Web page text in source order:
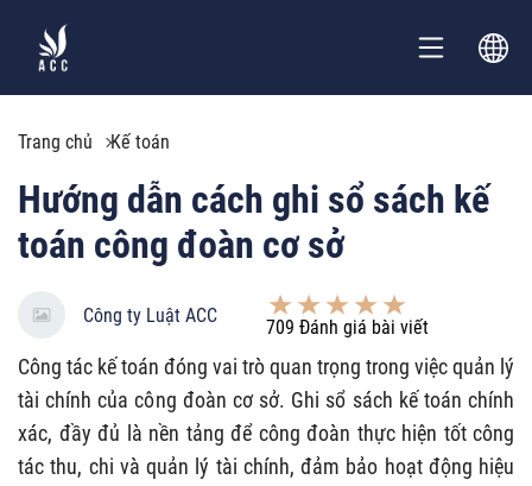
Trang chủ Kế toán
Hướng dẫn cách ghi sổ sách kế
toán công đoàn cơ sở
Công ty Luật ACC
709 Đánh giá bài viết
Công tác kế toán đóng vai trò quan trọng trong việc quản lý
tài chính của công đoàn cơ sở. Ghi sổ sách kế toán chính
xác, đầy đủ là nền tảng để công đoàn thực hiện tốt công
tác thu, chi và quản lý tài chính, đảm bảo hoạt động hiệu